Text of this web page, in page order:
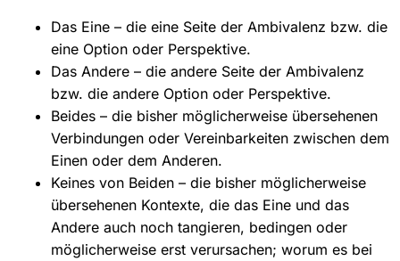
Das Eine – die eine Seite der Ambivalenz bzw. die
eine Option oder Perspektive.
Das Andere – die andere Seite der Ambivalenz
bzw. die andere Option oder Perspektive.
Beides – die bisher möglicherweise übersehenen
Verbindungen oder Vereinbarkeiten zwischen dem
Einen oder dem Anderen.
Keines von Beiden – die bisher möglicherweise
übersehenen Kontexte, die das Eine und das
Andere auch noch tangieren, bedingen oder
möglicherweise erst verursachen; worum es bei